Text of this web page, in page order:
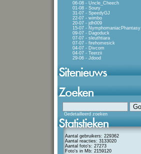
06-08 - Uncle_Cheech
01-08 - Soury
31-07 - SpeedyGJ
22-07 - wimbo
20-07 - jdh009
15-07 - NymphomaniacPhantasy
09-07 - Dagoduck
07-07 - sleuthtiara
07-07 - firehomesick
04-07 - Divcom
04-07 - Teerzii
29-06 - Jdood
Gedetailleerd zoeken
Aantal gebruikers: 229362
Aantal reacties: 3133020
Aantal foto's: 27273
Foto's in Mb: 2159120